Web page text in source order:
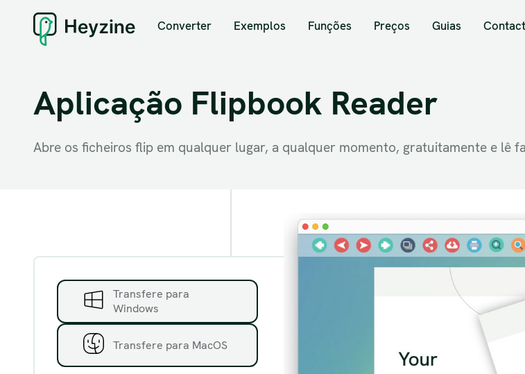
Converter Exemplos Funções Preços Guias
Aplicação Flipbook Reader
Abre os ficheiros flip em qualquer lugar, a qualquer momento, gratuitamente e lê
Transfere para
Windows
Transfere para MacOS